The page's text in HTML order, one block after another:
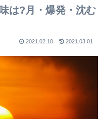
は?月・爆発・沈む
2021.02.10 2021.03.01